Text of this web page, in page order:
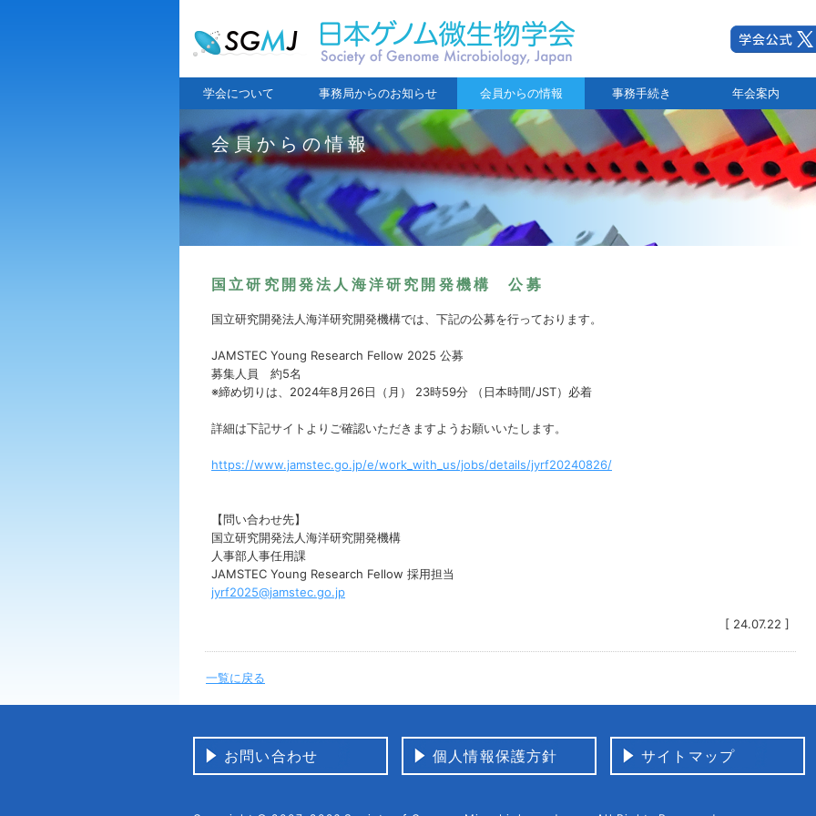
学会について 事務局からのお知らせ 会員からの情報 事務手続き 年会案内
会員からの情報
国立研究開発法人海洋研究開発機構 公募
国立研究開発法人海洋研究開発機構では、下記の公募を行っております。
JAMSTEC Young Research Fellow 2025 公募
募集人員 約5名
※締め切りは、2024年8月26日（月） 23時59分 （日本時間/JST）必着
詳細は下記サイトよりご確認いただきますようお願いいたします。
https://www.jamstec.go.jp/e/work_with_us/jobs/details/jyrf20240826/
【問い合わせ先】
国立研究開発法人海洋研究開発機構
人事部人事任用課
JAMSTEC Young Research Fellow 採用担当
jyrf2025@jamstec.go.jp
[ 24.07.22 ]
一覧に戻る
お問い合わせ 個人情報保護方針 サイトマップ